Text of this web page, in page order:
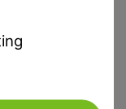
de
en